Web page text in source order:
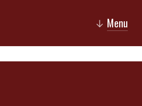
↓ Menu